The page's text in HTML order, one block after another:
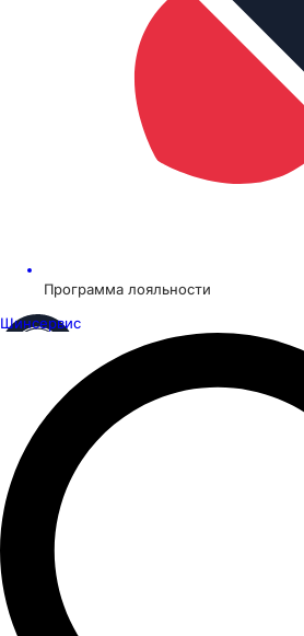
Программа лояльности
Шинсервис